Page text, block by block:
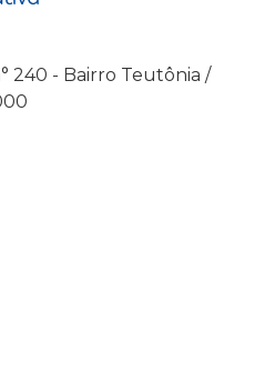
240 - Bairro Teutônia /